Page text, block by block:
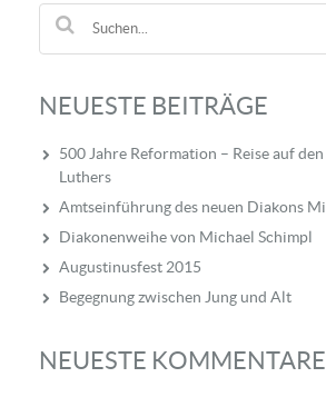
NEUESTE BEITRÄGE
500 Jahre Reformation – Reise auf
Luthers
Amtseinführung des neuen Diakons
Diakonenweihe von Michael Schimpl
Augustinusfest 2015
Begegnung zwischen Jung und Alt
NEUESTE KOMMENTARE